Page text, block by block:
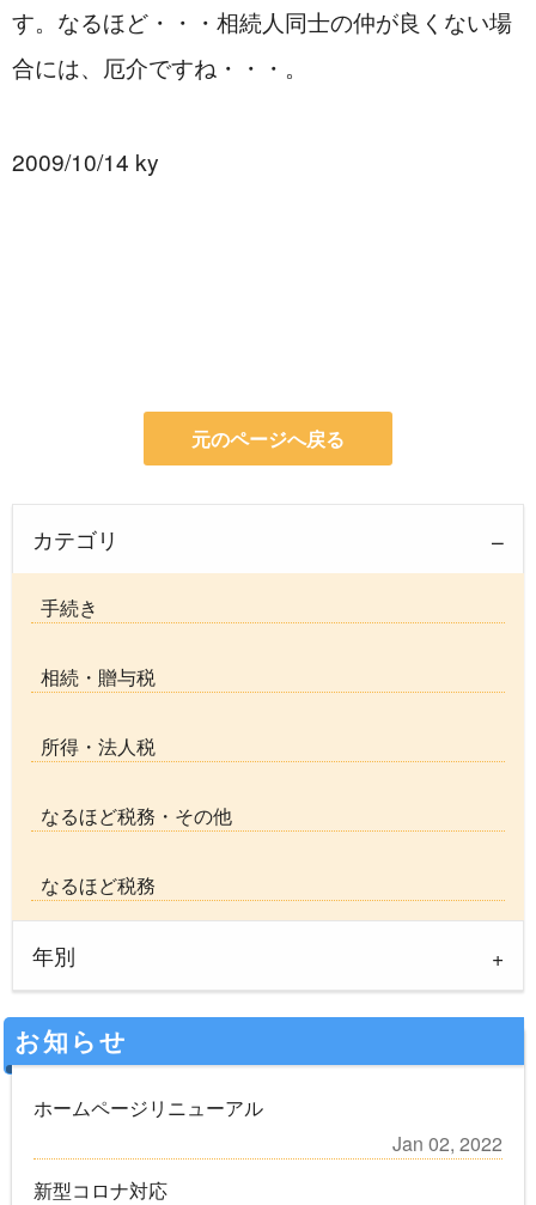
す。なるほど・・・相続人同士の仲が良くない場
合には、厄介ですね・・・。
2009/10/14 ky
元のページへ戻る
カテゴリ
手続き
相続・贈与税
所得・法人税
なるほど税務・その他
なるほど税務
年別
お知らせ
ホームページリニューアル
Jan 02, 2022
新型コロナ対応